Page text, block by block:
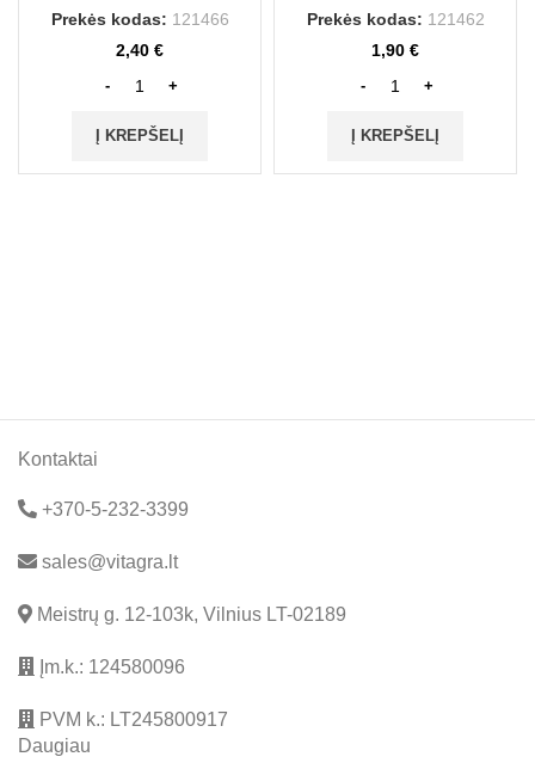
Prekės kodas: 121466
2,40 €
Į KREPŠELĮ
Prekės kodas: 121462
1,90 €
Į KREPŠELĮ
Kontaktai
+370-5-232-3399
sales@vitagra.lt
Meistrų g. 12-103k, Vilnius LT-02189
Įm.k.: 124580096
PVM k.: LT245800917
Daugiau